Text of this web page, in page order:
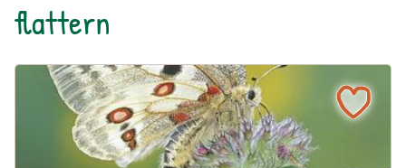
flattern